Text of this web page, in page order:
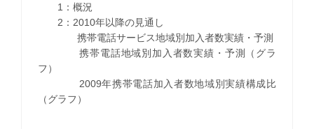
1：概況
2：2010年以降の見通し
携帯電話サービス地域別加入者数実績・予測
携帯電話地域別加入者数実績・予測（グラ
フ）
2009年携帯電話加入者数地域別実績構成比
（グラフ）